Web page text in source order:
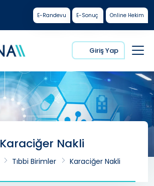
E-Randevu E-Sonuç Online Hekim
Giriş Yap
Karaciğer Nakli
Tıbbi Birimler Karaciğer Nakli